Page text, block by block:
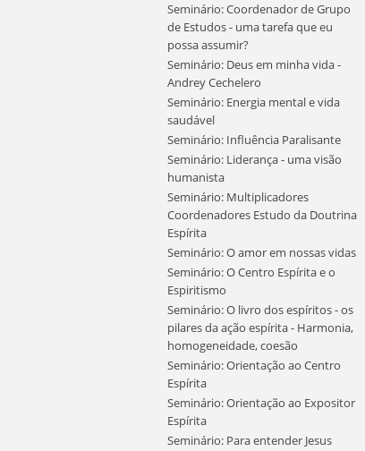
Seminário: Coordenador de Grupo
de Estudos - uma tarefa que eu
possa assumir?
Seminário: Deus em minha vida -
Andrey Cechelero
Seminário: Energia mental e vida
saudável
Seminário: Influência Paralisante
Seminário: Liderança - uma visão
humanista
Seminário: Multiplicadores
Coordenadores Estudo da Doutrina
Espírita
Seminário: O amor em nossas vidas
Seminário: O Centro Espírita e o
Espiritismo
Seminário: O livro dos espíritos - os
pilares da ação espírita - Harmonia,
homogeneidade, coesão
Seminário: Orientação ao Centro
Espírita
Seminário: Orientação ao Expositor
Espírita
Seminário: Para entender Jesus